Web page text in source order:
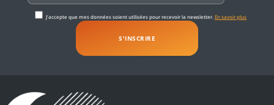
J'accepte que mes données soient utilisées pour recevoir la newsletter.En savoir plus